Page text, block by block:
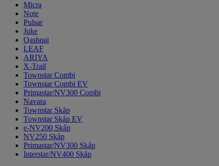
Micra
Note
Pulsar
Juke
Qashqai
LEAF
ARIYA
X-Trail
Townstar Combi
Townstar Combi EV
Primastar/NV300 Combi
Navara
Townstar Skåp
Townstar Skåp EV
e-NV200 Skåp
NV250 Skåp
Primastar/NV300 Skåp
Interstar/NV400 Skåp